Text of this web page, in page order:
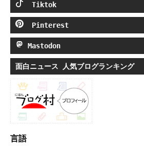
Tiktok
Pinterest
Mastodon
面白ニュース 人気ブログランキング
言語